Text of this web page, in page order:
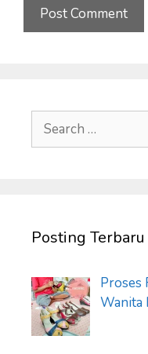
Search
for:
Posting Terbaru
Proses
Wanita